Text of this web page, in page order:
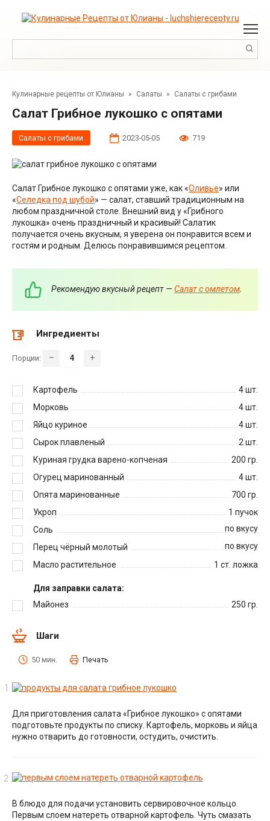
Кулинарные рецепты от Юлианы » Салаты » Салаты с грибами
Салат Грибное лукошко с опятами
Салаты с грибами 2023-05-05 719
Салат Грибное лукошко с опятами уже, как «Оливье» или
«Селедка под шубой» — салат, ставший традиционным на
любом праздничной столе. Внешний вид у «Грибного
лукошка» очень праздничный и красивый! Салатик
получается очень вкусным, я уверена он понравится всем и
гостям и родным. Делюсь понравившимся рецептом.
Рекомендую вкусный рецепт — Салат с омлетом.
Ингредиенты
Порции: – +
Картофель 4шт.
Морковь
4шт.
Яйцо куриное
4шт.
Сырок плавленый
2 шт.
Куриная грудка варено-копченая
200 гр.
Огурец маринованный
4шт.
Опята маринованные
700 гр.
Укроп
1 пучок
Соль
по вкусу
Перец чёрный молотый
по вкусу
Масло растительное
1 ст. ложка
Для заправки салата:
Майонез
250 гр.
Шаги
50 мин. Печать
Для приготовления салата «Грибное лукошко» с опятами
подготовьте продукты по списку. Картофель, морковь и яйца
нужно отварить до готовности, остудить, очистить.
В блюдо для подачи установить сервировочное кольцо.
Первым слоем натереть отварной картофель. Чуть смазать